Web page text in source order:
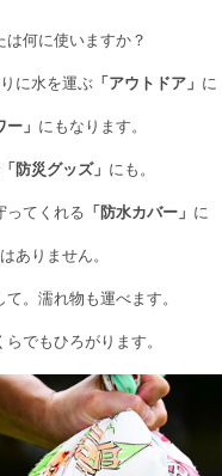
何に使いますか？
に水を運ぶ「アウトドア」 に
ー」 にもなります。
「防災グッズ」 にも。
ってくれる 「防水カバー」 に
ありません。
て。濡れ物も運べます。
でもひろがります。